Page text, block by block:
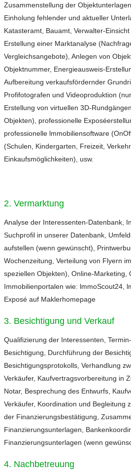
Zusammenstellung der
Einholung fehlender und aktueller
Katasteramt, Bauamt, Verwalter-
Erstellung einer Marktanalyse
Vergleichsangebote), Anlegen von
Objektnummer, Energieausweis-
Aufbereitung verkaufsfördernder
Profifotografen und Videoproduktion
Erstellung von virtuellen 3D-
Objekten), professionelle
professionelle lmmobiliensoftware
(Schulen, Kindergarten, Freizeit,
Einkaufsmöglichkeiten), usw.
2. Vermarktung
Analyse der Interessenten-Datenbank,
Suchprofil in unserer Datenbank,
aufstellen (wenn gewünscht),
Wochenzeitung, Verteilung von Flyern
speziellen Objekten), Online-Marketing,
Immobilienportalen wie: lmmoScout24,
Exposé auf Maklerhomepage
3. Besichtigung und Verkauf
Qualifizierung der Interessenten,
Besichtigung, Durchführung der
Besichtigungsprotokolls, Verhandlung
Verkäufer, Kaufvertragsvorbereitung in
Notar, Besprechung des Entwurfs,
Verkäufer, Koordination und Begleitung
der Finanzierungsbestätigung,
Finanzierungsunterlagen,
Finanzierungsunterlagen (wenn
4. Nachbetreuung